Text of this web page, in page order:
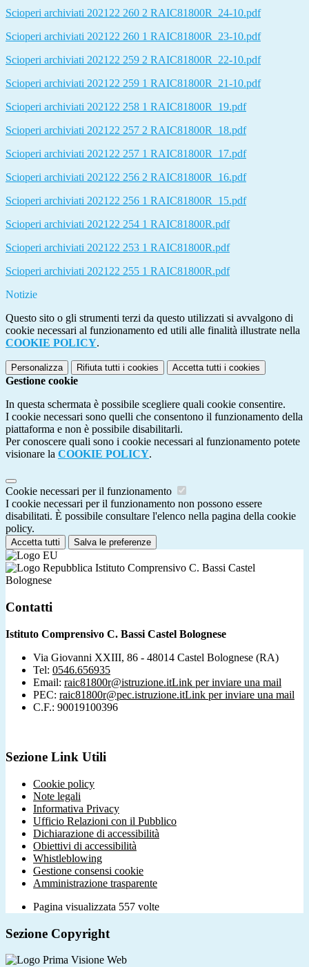
Scioperi archiviati 202122 260 2 RAIC81800R_24-10.pdf
Scioperi archiviati 202122 260 1 RAIC81800R_23-10.pdf
Scioperi archiviati 202122 259 2 RAIC81800R_22-10.pdf
Scioperi archiviati 202122 259 1 RAIC81800R_21-10.pdf
Scioperi archiviati 202122 258 1 RAIC81800R_19.pdf
Scioperi archiviati 202122 257 2 RAIC81800R_18.pdf
Scioperi archiviati 202122 257 1 RAIC81800R_17.pdf
Scioperi archiviati 202122 256 2 RAIC81800R_16.pdf
Scioperi archiviati 202122 256 1 RAIC81800R_15.pdf
Scioperi archiviati 202122 254 1 RAIC81800R.pdf
Scioperi archiviati 202122 253 1 RAIC81800R.pdf
Scioperi archiviati 202122 255 1 RAIC81800R.pdf
Notizie
Questo sito o gli strumenti terzi da questo utilizzati si avvalgono di
cookie necessari al funzionamento ed utili alle finalità illustrate nella
COOKIE POLICY.
Personalizza Rifiuta tutti i cookies Accetta tutti i cookies
Gestione cookie
In questa schermata è possibile scegliere quali cookie consentire.
I cookie necessari sono quelli che consentono il funzionamento della
piattaforma e non è possibile disabilitarli.
Per conoscere quali sono i cookie necessari al funzionamento potete
visionare la COOKIE POLICY.
Cookie necessari per il funzionamento
I cookie necessari per il funzionamento non possono essere
disabilitati. È possibile consultare l'elenco nella pagina della cookie
policy.
Accetta tutti Salva le preferenze
Istituto Comprensivo C. Bassi Castel
Bolognese
Contatti
Istituto Comprensivo C. Bassi Castel Bolognese
Via Giovanni XXIII, 86 - 48014 Castel Bolognese (RA)
Tel: 0546.656935
Email: raic81800r@istruzione.itLink per inviare una mail
PEC: raic81800r@pec.istruzione.itLink per inviare una mail
C.F.: 90019100396
Sezione Link Utili
Cookie policy
Note legali
Informativa Privacy
Ufficio Relazioni con il Pubblico
Dichiarazione di accessibilità
Obiettivi di accessibilità
Whistleblowing
Gestione consensi cookie
Amministrazione trasparente
Pagina visualizzata 557 volte
Sezione Copyright